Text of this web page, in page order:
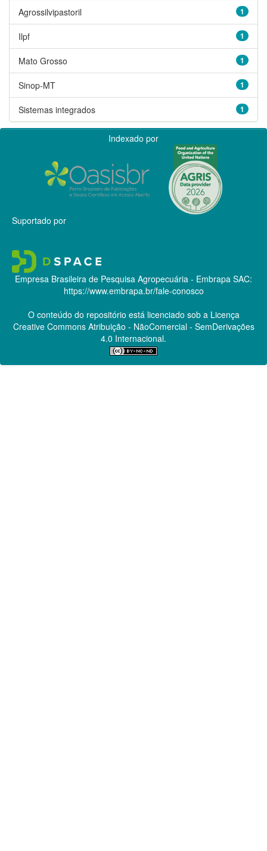
1
Agrossilvipastoril
1
Ilpf
1
Mato Grosso
1
Sinop-MT
1
Sistemas integrados
Indexado por
Suportado por
Empresa Brasileira de Pesquisa Agropecuária - Embrapa SAC:
https://www.embrapa.br/fale-conosco
O conteúdo do repositório está licenciado sob a Licença
Creative CommonsAtribuição - NãoComercial - SemDerivações
4.0 Internacional.